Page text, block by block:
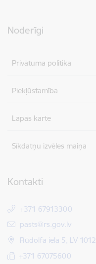
Noderīgi
Privātuma politika
Piekļūstamība
Lapas karte
Sīkdatņu izvēles maiņa
Kontakti
+371 67913300
E-pasts:
pasts@rs.gov.lv
Rūdolfa iela 5, LV 1012
+371 67075600